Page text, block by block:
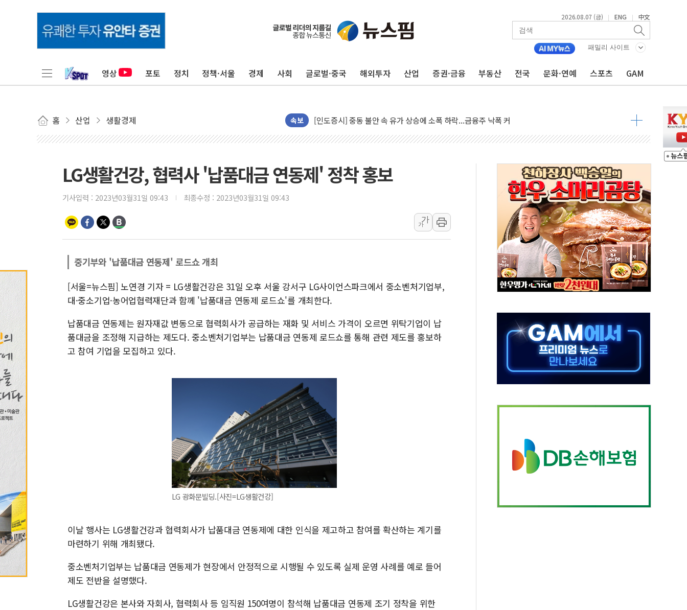
2026.08.07 (금) | ENG | 中文
패밀리 사이트
영상 포토 정치 정책·서울 경제 사회 글로벌·중국 해외투자 산업 증권·금융 부동산 전국 문화·연예 스포츠 GAM
홈 산업 생활경제 속보
李 대통령, '6시간 마라톤 부동산 2차 회의' 주재… "전폭적 공급 확대·속도전 총력"
트럼프, 中 겨냥 폴리실리콘 관세 15% 부과…美 태양광주 급등
이란와이어 "이란 최고지도자 위독…곧 사망해도 놀랍지 않아"
남동발전, 해남군에 국내 최대 규모 400MW 태양광 착공…여의도 1.6배 규모
황희 '폐버스 청년주택' SNS 글 역풍에 "정부정책 아냐" 해명
폭염 누그러지고 가뭄 숙지나...경북동해안권 8~9일 최대 100mm 호우
신길동 신축도 3.3㎡당 7250만원…써밋 클라비온 59㎡ 18억원대
용산공원·그린벨트로 또 충돌…반복되는 국토부-서울시 '정책 엇박자'
[AI 부동산 투데이] 특공 전략도 '극과 극'…생애최초만 경쟁 치열
[코인시황] 비트코인 6만4000달러대 횡보…고래·ETF 매수에도 고유가·금리·입법 지연 '삼중 부담'
[베트남 증시] 유동성 부진 지속, 강보합 마감...석유·가스주 올랐지만 빈그룹이 상쇄
'찜통더위'에 전력수요 역대 최고치 경신…한낮 총수요 104.3GW 기록
후티 반군, 예멘 정부군과 사우디 동시 공격… 위기 고조되는 또 다른 중동 화약고
42.5도 역대급 폭염…동물들도 특별식으로 여름나기 [뉴스핌 줌인]
경찰, 9월부터 '가족 사건' 못 맡는다…상피제 실시
포스코홀딩스, 포스코인터·DX 지분 일부 매각
태국 학교서 중학생 총기 난사...최소 7명 사망
LG생활건강, 협력사 '납품대금 연동제' 정착 홍보
기사입력 : 2023년03월31일 09:43 최종수정 : 2023년03월31일 09:43
가
가
중기부와 '납품대금 연동제' 로드쇼 개최
[서울=뉴스핌] 노연경 기자 = LG생활건강은 31일 오후 서울 강서구 LG사이언스파크에서 중소벤처기업부,
대·중소기업·농어업협력재단과 함께 '납품대금 연동제 로드쇼'를 개최한다.
납품대금 연동제는 원자재값 변동으로 협력회사가 공급하는 재화 및 서비스 가격이 오르면 위탁기업이 납
품대금을 조정해 지급하는 제도다. 중소벤처기업부는 납품대금 연동제 로드쇼를 통해 관련 제도를 홍보하
고 참여 기업을 모집하고 있다.
LG 광화문빌딩.[사진=LG생활건강]
이날 행사는 LG생활건강과 협력회사가 납품대금 연동제에 대한 인식을 제고하고 참여를 확산하는 계기를
마련하기 위해 개최됐다.
중소벤처기업부는 납품대금 연동제가 현장에서 안정적으로 시행될 수 있도록 실제 운영 사례를 예로 들어
제도 전반을 설명했다.
LG생활건강은 본사와 자회사, 협력회사 등 임직원 150여명이 참석해 납품대금 연동제 조기 정착을 위한